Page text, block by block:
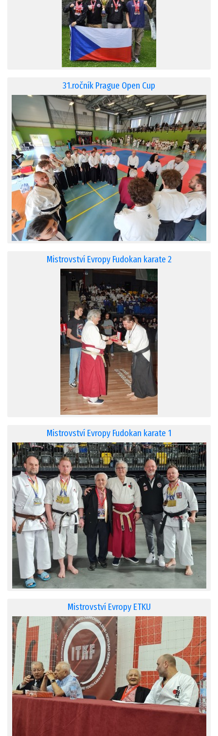
31.ročník Prague Open Cup
Mistrovství Evropy Fudokan karate 2
Mistrovství Evropy Fudokan karate 1
Mistrovství Evropy ETKU